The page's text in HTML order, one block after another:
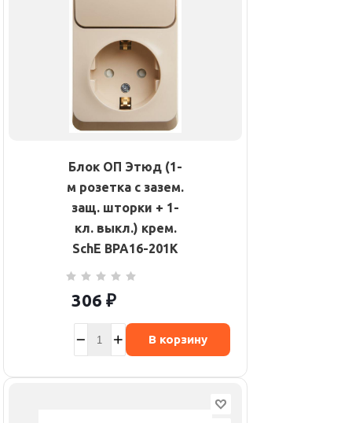
Блок ОП Этюд (1-
м розетка с зазем.
защ. шторки + 1-
кл. выкл.) крем.
SchE BPA16-201K
306 ₽
В корзину